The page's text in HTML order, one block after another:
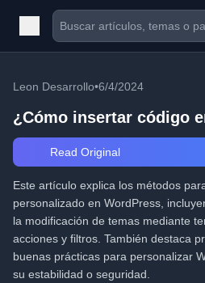
Leon Desarrollo•6/4/2024
¿Cómo insertar código
Read Original
Este artículo explica los métodos
personalizado en WordPress,
la modificación de temas mediante
acciones y filtros. También destaca
buenas prácticas para personalizar
su estabilidad o seguridad.